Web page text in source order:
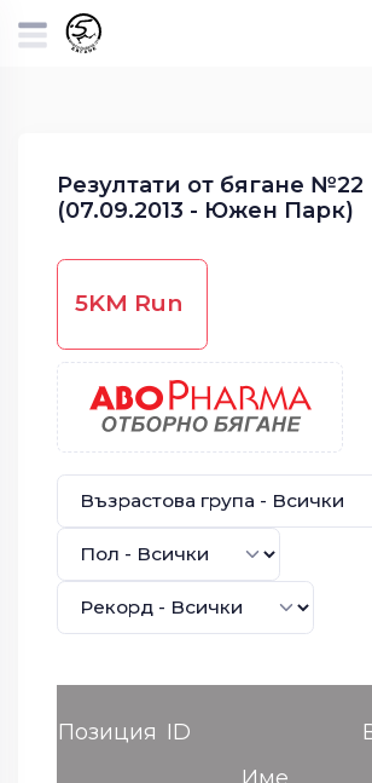
Резултати от бягане №22
(07.09.2013 - Южен Парк)
5KM Run
Позиция ID
Име